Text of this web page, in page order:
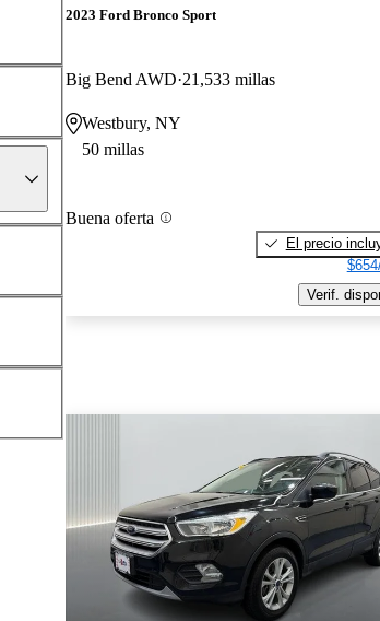
2023 Ford Bronco Sport
Big Bend AWD 21,533 millas
Westbury, NY
50 millas
Buena oferta
El precio
Verif.